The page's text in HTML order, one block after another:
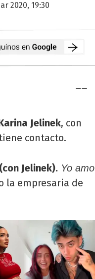
2020, 19:30
Jelinek, con
contacto.
(con Jelinek). Yo amo
la empresaria de